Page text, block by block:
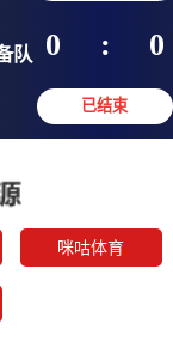
阿
2026-07-
0 :
咪咕体育